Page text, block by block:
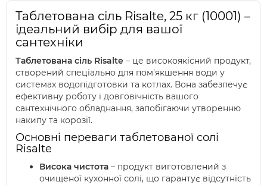
Таблетована сіль Risalte, 25 кг (10001) –
ідеальний вибір для вашої
сантехніки
Таблетована сіль Risalte – це високоякісний продукт,
створений спеціально для пом'якшення води у
системах водопідготовки та котлах. Вона забезпечує
ефективну роботу і довговічність вашого
сантехнічного обладнання, запобігаючи утворенню
накипу та корозії.
Основні переваги таблетованої солі
Risalte
Висока чистота – продукт виготовлений з
очищеної кухонної солі, що гарантує відсутність